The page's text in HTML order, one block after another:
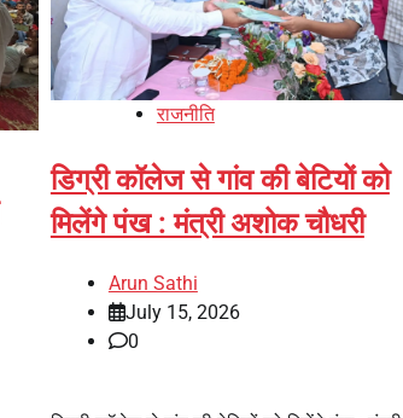
राजनीति
डिग्री कॉलेज से गांव की बेटियों को
मिलेंगे पंख : मंत्री अशोक चौधरी
Arun Sathi
July 15, 2026
0